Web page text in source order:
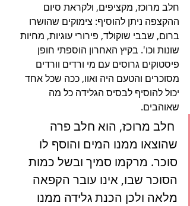
חלב מרוכז, מקציפים, ולקראת סיום
ההקצפה ניתן להוסיף: צימוקים שהושרו
ברום, שבבי שוקולד, פירורי עוגיות, מחיות
שונות וכו'. בקיץ האחרון הוספתי חופן
פיסטוקים גרוסים עם מי ורדים וורדים
מסוכרים והטעם היה ואוו, ככה שכל אחד
יכול להוסיף לבסיס הגלידה כל מה
שאוהבים.
חלב מרוכז, הוא חלב פרה
שהוצאו ממנו המים והוסף לו
סוכר. מרקמו סמיך ובשל כמות
הסוכר שבו, אינו עובר הקפאה
מלאה ולכן הכנת גלידה ממנו